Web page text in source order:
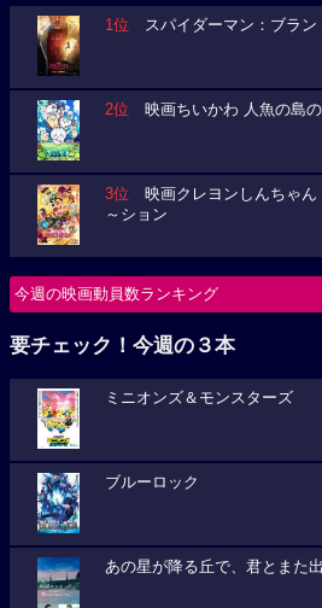
1位 スパイダーマン：ブラン
2位 映画ちいかわ 人魚の島
3位 映画クレヨンしんちゃん
～ション
今週の映画動員数ランキング
要チェック！今週の３本
ミニオンズ＆モンスターズ
ブルーロック
あの星が降る丘で、君とまた